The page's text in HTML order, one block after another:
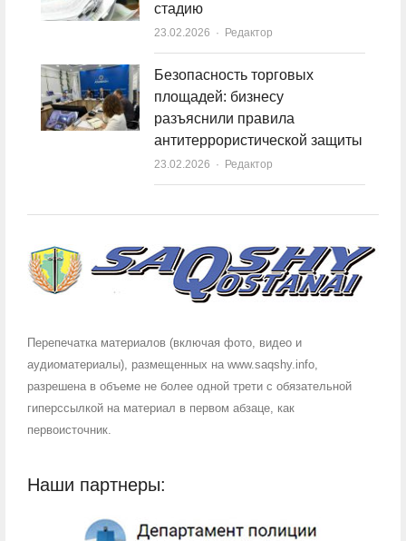
стадию
23.02.2026 Author
Редактор
Безопасность торговых
площадей: бизнесу
разъяснили правила
антитеррористической защиты
23.02.2026 Author
Редактор
Перепечатка материалов (включая фото, видео и
аудиоматериалы), размещенных на www.saqshy.info,
разрешена в объеме не более одной трети с обязательной
гиперссылкой на материал в первом абзаце, как
первоисточник.
Наши партнеры: